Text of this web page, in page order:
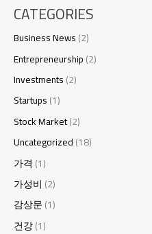
벽
이
드
3.
강
남
에
서
만
나
는
하
이
퍼
블
CATEGORIES
Business News(2)
Entrepreneurship(2)
Investments(2)
Startups(1)
Stock Market(2)
Uncategorized(18)
가격 (1)
가성비 (2)
감상문(1)
건강(1)